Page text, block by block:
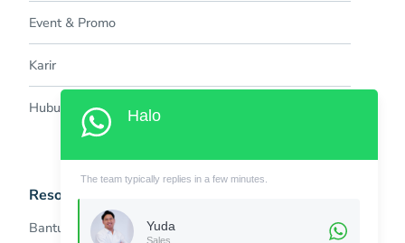
Event & Promo
Karir
Hubungi Kami
Resources
Bantuan
Halo
The team typically replies in a few minutes.
Yuda
Sales